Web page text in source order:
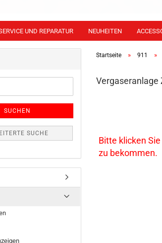
UND REPARATUR NEUHEITEN
Startseite » 911 »
Vergaseranlage
Bitte klicken
zu bekommen.
SUCHEN
SUCHE